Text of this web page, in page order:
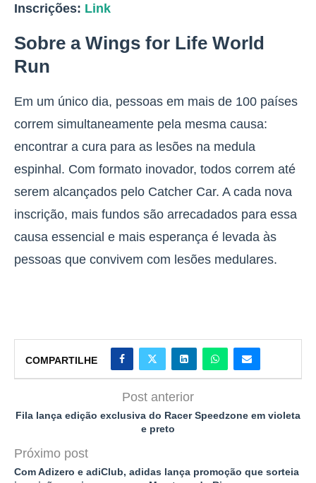
Inscrições: Link
Sobre a Wings for Life World
Run
Em um único dia, pessoas em mais de 100 países
correm simultaneamente pela mesma causa:
encontrar a cura para as lesões na medula
espinhal. Com formato inovador, todos correm até
serem alcançados pelo Catcher Car. A cada nova
inscrição, mais fundos são arrecadados para essa
causa essencial e mais esperança é levada às
pessoas que convivem com lesões medulares.
COMPARTILHE
Post anterior
Fila lança edição exclusiva do Racer Speedzone em violeta
e preto
Próximo post
Com Adizero e adiClub, adidas lança promoção que sorteia